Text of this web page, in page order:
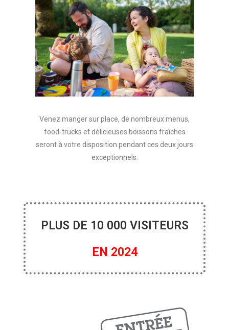
Venez manger sur place, de nombreux menus,
food-trucks et délicieuses boissons fraîches
seront à votre disposition pendant ces deux jours
exceptionnels.
PLUS DE 10 000 VISITEURS
EN 2024